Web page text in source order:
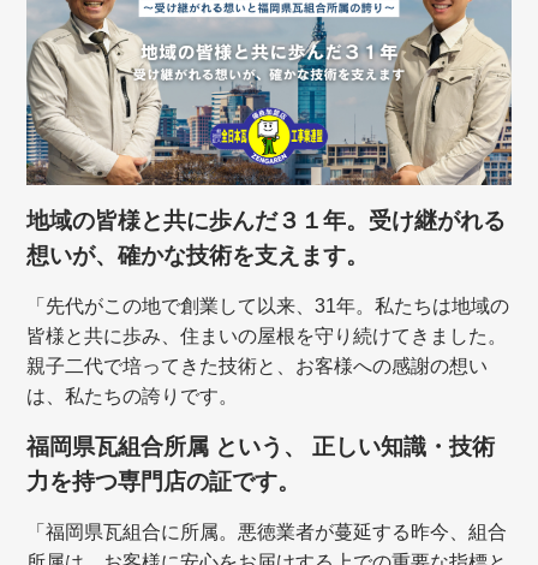
地域の皆様と共に歩んだ３１年。受け継がれる
想いが、確かな技術を支えます。
「先代がこの地で創業して以来、31年。私たちは地域の
皆様と共に歩み、住まいの屋根を守り続けてきました。
親子二代で培ってきた技術と、お客様への感謝の想い
は、私たちの誇りです。
福岡県瓦組合所属 という、 正しい知識・技術
力を持つ専門店の証です。
「福岡県瓦組合に所属。悪徳業者が蔓延する昨今、組合